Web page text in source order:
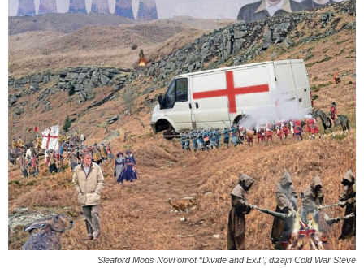
Sleaford Mods Novi omot “Divide and Exit”, dizajn Cold War Steve